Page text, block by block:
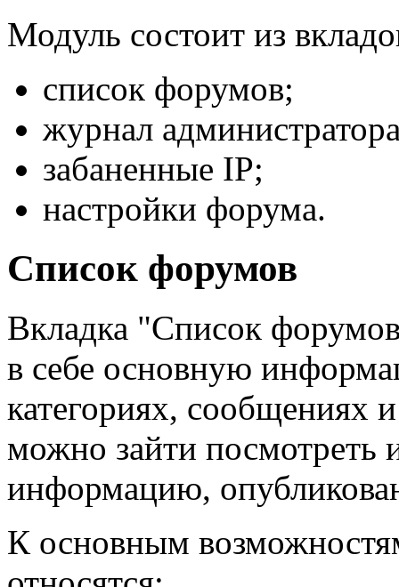
Модуль состоит из
список форумов;
журнал
забаненные IP;
настройки форума.
Список форумов
Вкладка "Список
в себе основную
категориях, сообщениях
можно зайти посмотреть
информацию,
К основным